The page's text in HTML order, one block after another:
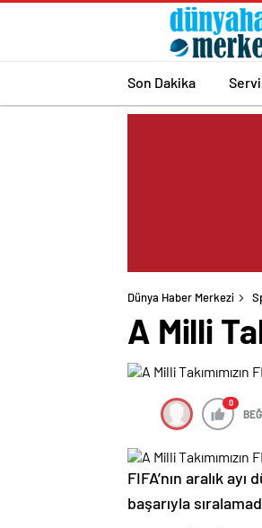
Son Dakika
Dünya Haber Merkezi
A Milli
0
FIFA’nın aralık
başarıyla